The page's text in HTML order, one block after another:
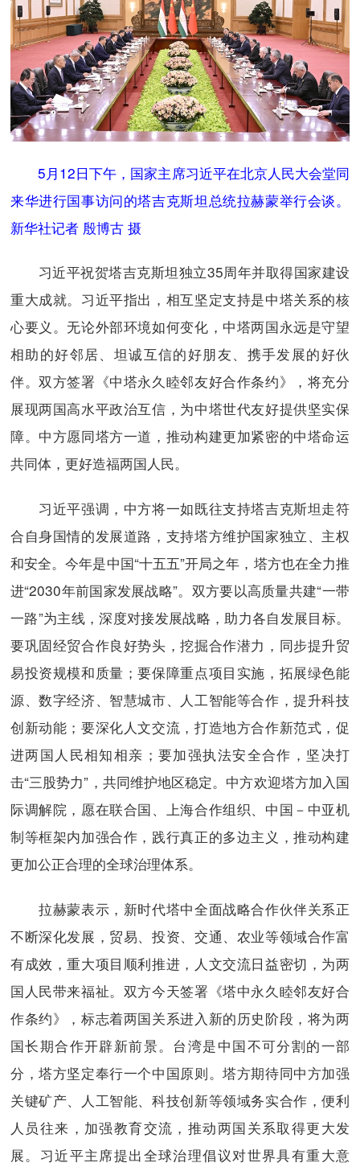
5月12日下午，国家主席习近平在北京人民大会堂同
来华进行国事访问的塔吉克斯坦总统拉赫蒙举行会谈。
新华社记者 殷博古 摄
习近平祝贺塔吉克斯坦独立35周年并取得国家建设
重大成就。习近平指出，相互坚定支持是中塔关系的核
心要义。无论外部环境如何变化，中塔两国永远是守望
相助的好邻居、坦诚互信的好朋友、携手发展的好伙
伴。双方签署《中塔永久睦邻友好合作条约》，将充分
展现两国高水平政治互信，为中塔世代友好提供坚实保
障。中方愿同塔方一道，推动构建更加紧密的中塔命运
共同体，更好造福两国人民。
习近平强调，中方将一如既往支持塔吉克斯坦走符
合自身国情的发展道路，支持塔方维护国家独立、主权
和安全。今年是中国“十五五”开局之年，塔方也在全力推
进“2030年前国家发展战略”。双方要以高质量共建“一带
一路”为主线，深度对接发展战略，助力各自发展目标。
要巩固经贸合作良好势头，挖掘合作潜力，同步提升贸
易投资规模和质量；要保障重点项目实施，拓展绿色能
源、数字经济、智慧城市、人工智能等合作，提升科技
创新动能；要深化人文交流，打造地方合作新范式，促
进两国人民相知相亲；要加强执法安全合作，坚决打
击“三股势力”，共同维护地区稳定。中方欢迎塔方加入国
际调解院，愿在联合国、上海合作组织、中国－中亚机
制等框架内加强合作，践行真正的多边主义，推动构建
更加公正合理的全球治理体系。
拉赫蒙表示，新时代塔中全面战略合作伙伴关系正
不断深化发展，贸易、投资、交通、农业等领域合作富
有成效，重大项目顺利推进，人文交流日益密切，为两
国人民带来福祉。双方今天签署《塔中永久睦邻友好合
作条约》，标志着两国关系进入新的历史阶段，将为两
国长期合作开辟新前景。台湾是中国不可分割的一部
分，塔方坚定奉行一个中国原则。塔方期待同中方加强
关键矿产、人工智能、科技创新等领域务实合作，便利
人员往来，加强教育交流，推动两国关系取得更大发
展。习近平主席提出全球治理倡议对世界具有重大意